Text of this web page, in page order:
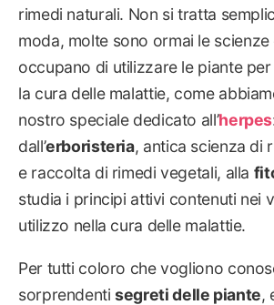
rimedi naturali. Non si tratta
moda, molte sono ormai le scienze
occupano di utilizzare le piante
la cura delle malattie, come
nostro speciale dedicato all’herpes
dall’erboristeria, antica scienza di
e raccolta di rimedi vegetali, alla
studia i principi attivi contenuti nei
utilizzo nella cura delle malattie.
Per tutti coloro che vogliono
sorprendentisegreti delle piante,